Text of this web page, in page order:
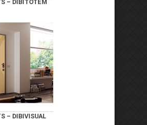
– DIBITOTEM
– DIBIVISUAL